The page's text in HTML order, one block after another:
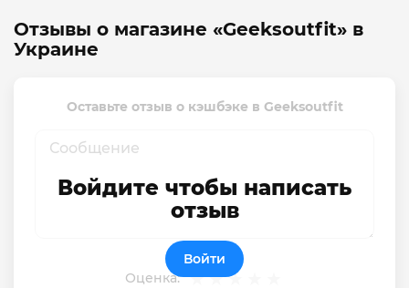
Отзывы о магазине «Geeksoutfit» в
Украине
Оставьте отзыв о кэшбэке в Geeksoutfit
Оценка:
Войдите чтобы написать
отзыв
Войти